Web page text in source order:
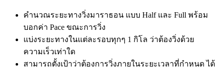
คำนวณระยะทางวิ่งมาราธอน แบบ Half และ Full พร้อม
บอกค่า Pace ขณะการวิ่ง
แบ่งระยะทางในแต่ละรอบทุกๆ 1 กิโล ว่าต้องวิ่งด้วย
ความเร็วเท่าใด
สามารถตั้งเป้าว่าต้องการวิ่งภายในระยะเวลาที่กำหนด ได้